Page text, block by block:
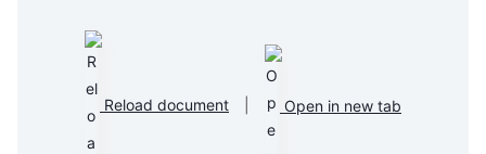
Reload document Open in new tab